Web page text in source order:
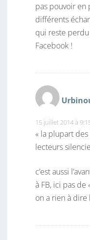
pas pouvoir en
différents
qui reste
Facebook !
15 juillet 2014 à
« la plupart
lecteurs
c’est aussi
à FB, ici pas de
on a rien à